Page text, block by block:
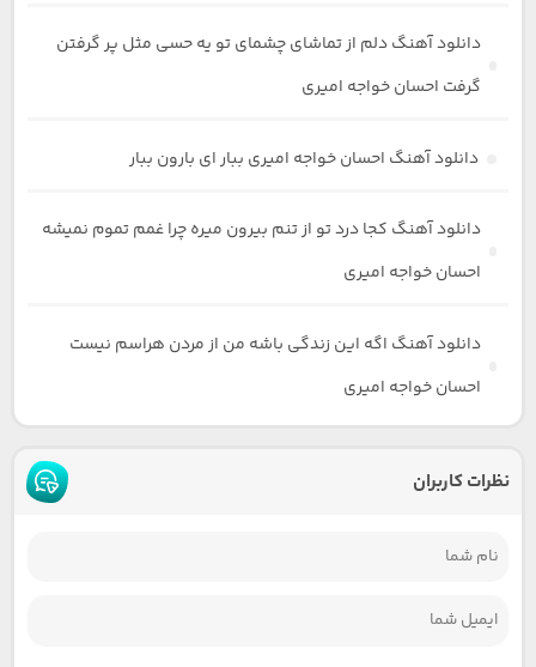
دانلود آهنگ دلم از تماشای چشمای تو یه حسی مثل پر گرفتن
گرفت احسان خواجه امیری
دانلود آهنگ احسان خواجه امیری ببار ای بارون ببار
دانلود آهنگ کجا درد تو از تنم بیرون میره چرا غمم تموم نمیشه
احسان خواجه امیری
دانلود آهنگ اگه این زندگی باشه من از مردن هراسم نیست
احسان خواجه امیری
نظرات کاربران